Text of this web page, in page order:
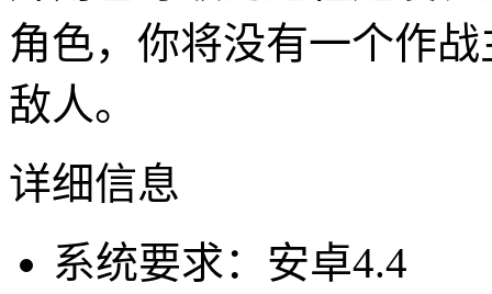
角色，你将没有一个作
敌人。
详细信息
系统要求：安卓4.4